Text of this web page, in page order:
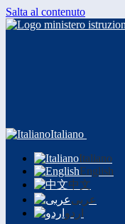
Salta al contenuto
Italiano
Italiano
English
中文
عربى
اردو